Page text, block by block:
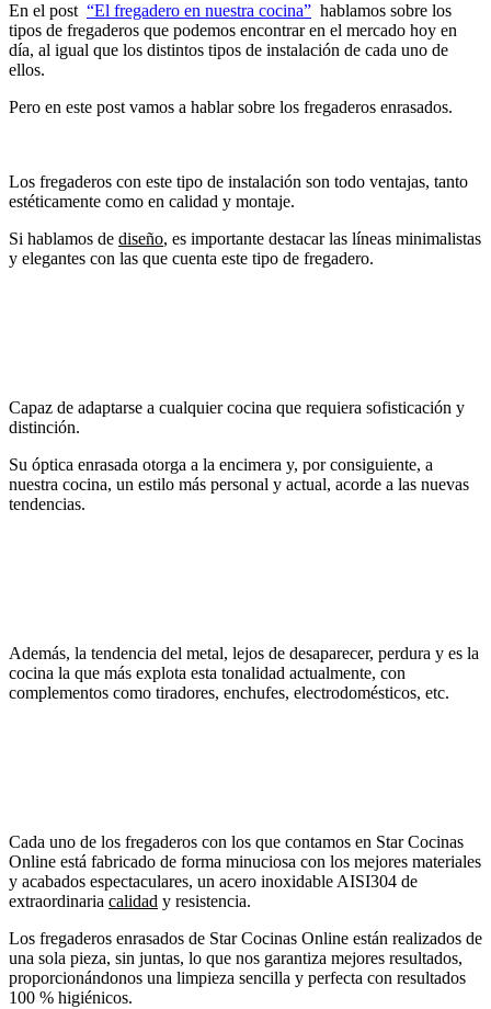
En el post “El fregadero en nuestra cocina” hablamos sobre los
tipos de fregaderos que podemos encontrar en el mercado hoy en
día, al igual que los distintos tipos de instalación de cada uno de
ellos.
Pero en este post vamos a hablar sobre los fregaderos enrasados.
Los fregaderos con este tipo de instalación son todo ventajas, tanto
estéticamente como en calidad y montaje.
Si hablamos de diseño, es importante destacar las líneas minimalistas
y elegantes con las que cuenta este tipo de fregadero.
Capaz de adaptarse a cualquier cocina que requiera sofisticación y
distinción.
Su óptica enrasada otorga a la encimera y, por consiguiente, a
nuestra cocina, un estilo más personal y actual, acorde a las nuevas
tendencias.
Además, la tendencia del metal, lejos de desaparecer, perdura y es la
cocina la que más explota esta tonalidad actualmente, con
complementos como tiradores, enchufes, electrodomésticos, etc.
Cada uno de los fregaderos con los que contamos en Star Cocinas
Online está fabricado de forma minuciosa con los mejores materiales
y acabados espectaculares, un acero inoxidable AISI304 de
extraordinaria calidad y resistencia.
Los fregaderos enrasados de Star Cocinas Online están realizados de
una sola pieza, sin juntas, lo que nos garantiza mejores resultados,
proporcionándonos una limpieza sencilla y perfecta con resultados
100 % higiénicos.